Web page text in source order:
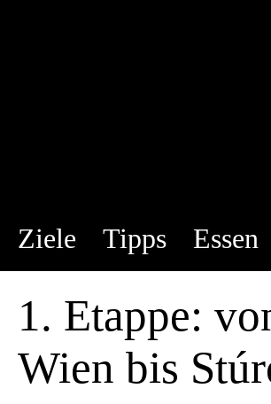
Ziele Tipps Essen
1. Etappe:
Wien bis